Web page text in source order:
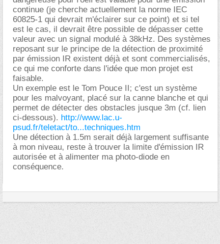
continue (je cherche actuellement la norme IEC
60825-1 qui devrait m'éclairer sur ce point) et si tel
est le cas, il devrait être possible de dépasser cette
valeur avec un signal modulé à 38kHz. Des systèmes
reposant sur le principe de la détection de proximité
par émission IR existent déjà et sont commercialisés,
ce qui me conforte dans l'idée que mon projet est
faisable.
Un exemple est le Tom Pouce II; c'est un système
pour les malvoyant, placé sur la canne blanche et qui
permet de détecter des obstacles jusque 3m (cf. lien
ci-dessous). http://www.lac.u-
psud.fr/teletact/to...techniques.htm
Une détection à 1.5m serait déjà largement suffisante
à mon niveau, reste à trouver la limite d'émission IR
autorisée et à alimenter ma photo-diode en
conséquence.